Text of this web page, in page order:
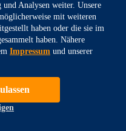
Analysen weiter. Unsere
mit weiteren
haben oder die sie im
haben. Nähere
Impressum und unserer
Liquidität um ökologische und